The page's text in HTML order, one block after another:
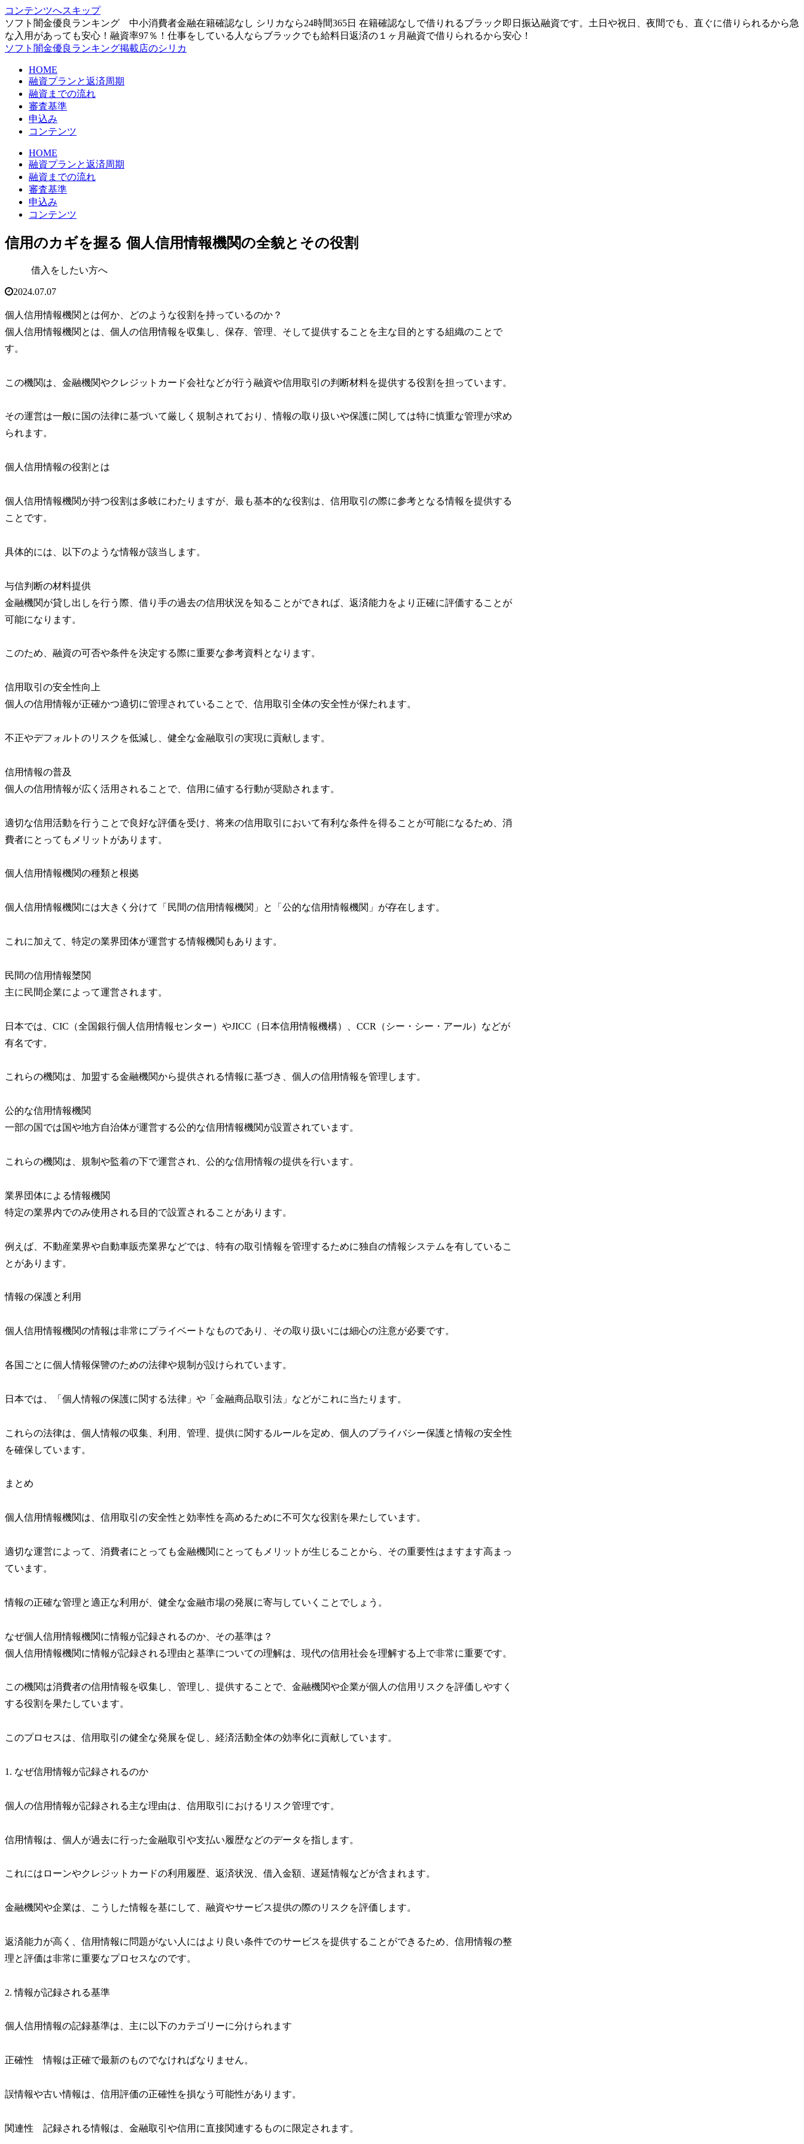
コンテンツへスキップ
ソフト闇金優良ランキング 中小消費者金融在籍確認なし シリカなら24時間365日 在籍確認なしで借りれるブラック即日振込融資です。土日や祝日、夜間でも、直ぐに借りられるから急
な入用があっても安心！融資率97％！仕事をしている人ならブラックでも給料日返済の１ヶ月融資で借りられるから安心！
ソフト闇金優良ランキング掲載店のシリカ
HOME
融資プランと返済周期
融資までの流れ
審査基準
申込み
コンテンツ
HOME
融資プランと返済周期
融資までの流れ
審査基準
申込み
コンテンツ
信用のカギを握る 個人信用情報機関の全貌とその役割
借入をしたい方へ
2024.07.07
個人信用情報機関とは何か、どのような役割を持っているのか？
個人信用情報機関とは、個人の信用情報を収集し、保存、管理、そして提供することを主な目的とする組織のことで
す。
この機関は、金融機関やクレジットカード会社などが行う融資や信用取引の判断材料を提供する役割を担っています。
その運営は一般に国の法律に基づいて厳しく規制されており、情報の取り扱いや保護に関しては特に慎重な管理が求め
られます。
個人信用情報の役割とは
個人信用情報機関が持つ役割は多岐にわたりますが、最も基本的な役割は、信用取引の際に参考となる情報を提供する
ことです。
具体的には、以下のような情報が該当します。
与信判断の材料提供
金融機関が貸し出しを行う際、借り手の過去の信用状況を知ることができれば、返済能力をより正確に評価することが
可能になります。
このため、融資の可否や条件を決定する際に重要な参考資料となります。
信用取引の安全性向上
個人の信用情報が正確かつ適切に管理されていることで、信用取引全体の安全性が保たれます。
不正やデフォルトのリスクを低減し、健全な金融取引の実現に貢献します。
信用情報の普及
個人の信用情報が広く活用されることで、信用に値する行動が奨励されます。
適切な信用活動を行うことで良好な評価を受け、将来の信用取引において有利な条件を得ることが可能になるため、消
費者にとってもメリットがあります。
個人信用情報機関の種類と根拠
個人信用情報機関には大きく分けて「民間の信用情報機関」と「公的な信用情報機関」が存在します。
これに加えて、特定の業界団体が運営する情報機関もあります。
民間の信用情報橥関
主に民間企業によって運営されます。
日本では、CIC（全国銀行個人信用情報センター）やJICC（日本信用情報機構）、CCR（シー・シー・アール）などが
有名です。
これらの機関は、加盟する金融機関から提供される情報に基づき、個人の信用情報を管理します。
公的な信用情報機関
一部の国では国や地方自治体が運営する公的な信用情報機関が設置されています。
これらの機関は、規制や監着の下で運営され、公的な信用情報の提供を行います。
業界団体による情報機関
特定の業界内でのみ使用される目的で設置されることがあります。
例えば、不動産業界や自動車販売業界などでは、特有の取引情報を管理するために独自の情報システムを有しているこ
とがあります。
情報の保護と利用
個人信用情報機関の情報は非常にプライベートなものであり、その取り扱いには細心の注意が必要です。
各国ごとに個人情報保譼のための法律や規制が設けられています。
日本では、「個人情報の保護に関する法律」や「金融商品取引法」などがこれに当たります。
これらの法律は、個人情報の収集、利用、管理、提供に関するルールを定め、個人のプライバシー保護と情報の安全性
を確保しています。
まとめ
個人信用情報機関は、信用取引の安全性と効率性を高めるために不可欠な役割を果たしています。
適切な運営によって、消費者にとっても金融機関にとってもメリットが生じることから、その重要性はますます高まっ
ています。
情報の正確な管理と適正な利用が、健全な金融市場の発展に寄与していくことでしょう。
なぜ個人信用情報機関に情報が記録されるのか、その基準は？
個人信用情報機関に情報が記録される理由と基準についての理解は、現代の信用社会を理解する上で非常に重要です。
この機関は消費者の信用情報を収集し、管理し、提供することで、金融機関や企業が個人の信用リスクを評価しやすく
する役割を果たしています。
このプロセスは、信用取引の健全な発展を促し、経済活動全体の効率化に貢献しています。
1. なぜ信用情報が記録されるのか
個人の信用情報が記録される主な理由は、信用取引におけるリスク管理です。
信用情報は、個人が過去に行った金融取引や支払い履歴などのデータを指します。
これにはローンやクレジットカードの利用履歴、返済状況、借入金額、遅延情報などが含まれます。
金融機関や企業は、こうした情報を基にして、融資やサービス提供の際のリスクを評価します。
返済能力が高く、信用情報に問題がない人にはより良い条件でのサービスを提供することができるため、信用情報の整
理と評価は非常に重要なプロセスなのです。
2. 情報が記録される基準
個人信用情報の記録基準は、主に以下のカテゴリーに分けられます
正確性 情報は正確で最新のものでなければなりません。
誤情報や古い情報は、信用評価の正確性を損なう可能性があります。
関連性 記録される情報は、金融取引や信用に直接関連するものに限定されます。